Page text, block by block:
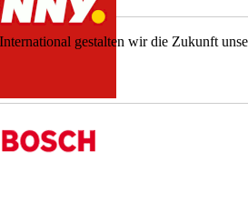
gestalten wir die Zukunft